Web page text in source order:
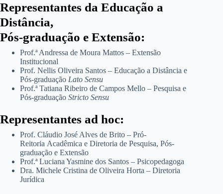
Representantes da Educação a
Distância,
Pós-graduação e Extensão:
Prof.ª Andressa de Moura Mattos – Extensão
Institucional
Prof. Nellis Oliveira Santos – Educação a Distância e
Pós-graduação Lato Sensu
Prof.ª Tatiana Ribeiro de Campos Mello – Pesquisa e
Pós-graduação Stricto Sensu
Representantes ad hoc:
Prof. Cláudio José Alves de Brito – Pró-
Reitoria Acadêmica e Diretoria de Pesquisa, Pós-
graduação e Extensão
Prof.ª Luciana Yasmine dos Santos – Psicopedagoga
Dra. Michele Cristina de Oliveira Horta – Diretoria
Jurídica